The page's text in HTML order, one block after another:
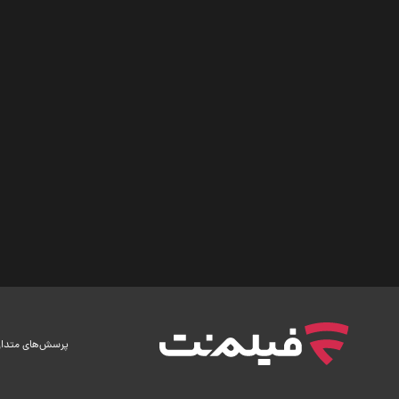
پرسش‌های